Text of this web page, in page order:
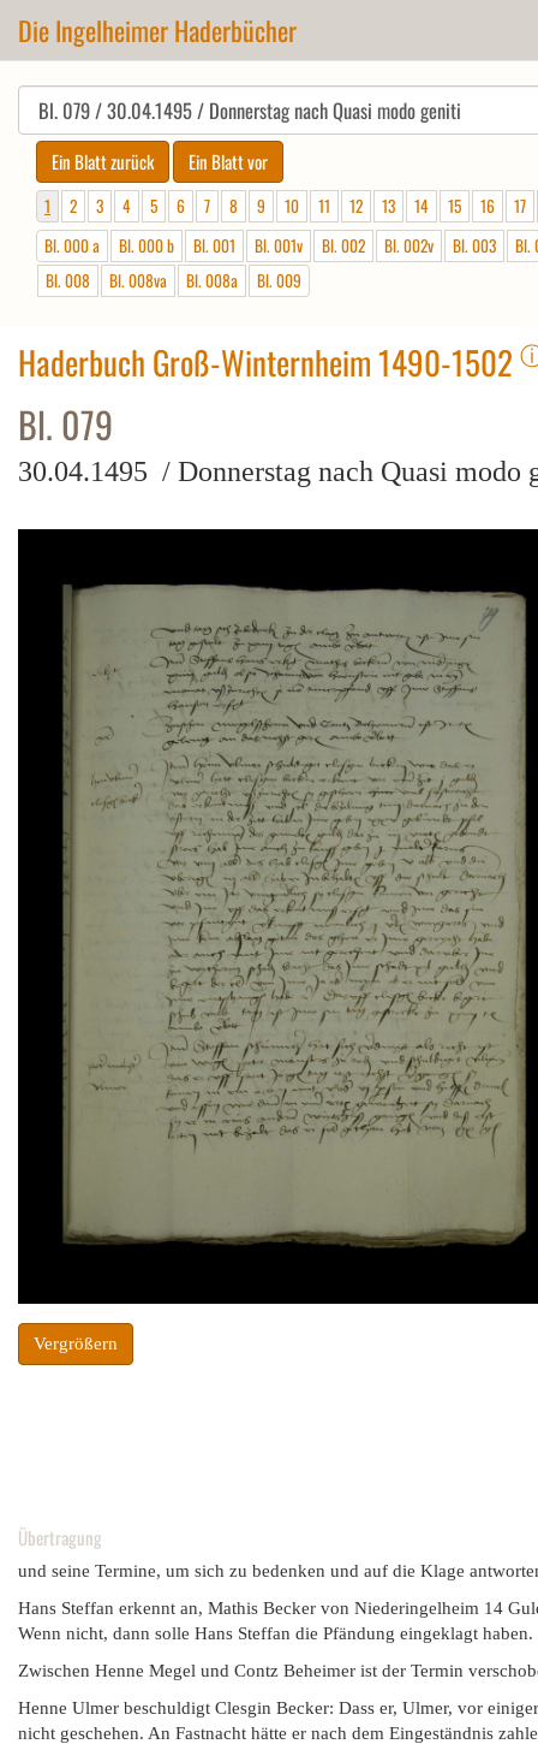
Die Ingelheimer Haderbücher
1 2 3 4 5 6 7 8 9 10 11 12 13 14 15 16
17
Bl. 000 a
Bl. 000 b Bl. 001 Bl. 001v Bl. 002 Bl. 002v Bl. 003
Bl.
Bl. 008
Bl. 008va Bl. 008a Bl. 009
Haderbuch Groß-Winternheim 1490-1502
Bl. 079
30.04.1495 / Donnerstag nach Quasi modo
Vergrößern
Übertragung
und seine Termine, um sich zu bedenken und auf die Klage
Hans Steffan erkennt an, Mathis Becker von Niederingelheim 14
Wenn nicht, dann solle Hans Steffan die Pfändung eingeklagt haben.
Zwischen Henne Megel und Contz Beheimer ist der Termin
Henne Ulmer beschuldigt Clesgin Becker: Dass er, Ulmer, vor
nicht geschehen. An Fastnacht hätte er nach dem Eingeständnis